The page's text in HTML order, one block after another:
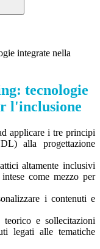
integrate nella
tecnologie
l'inclusione
applicare i tre principi
alla progettazione
altamente inclusivi
come mezzo per
i contenuti e
e sollecitazioni
legati alle tematiche